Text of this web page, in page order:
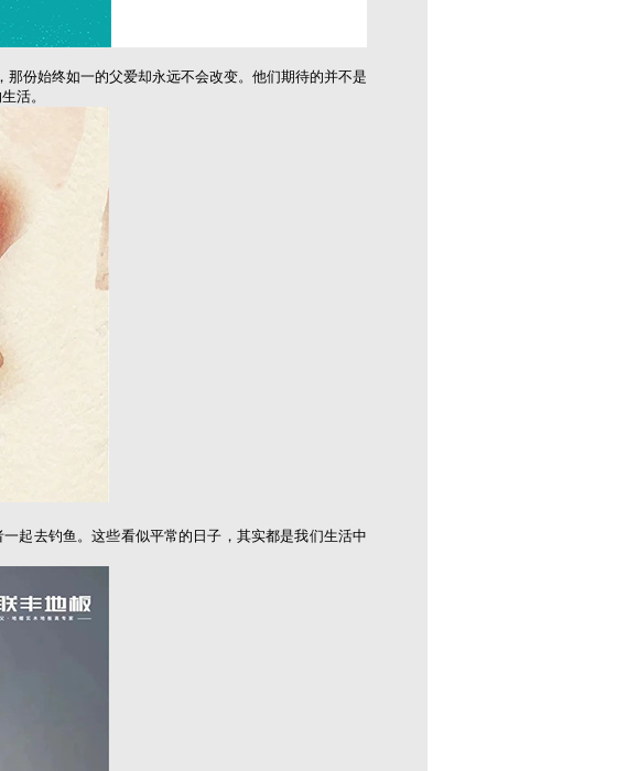
份始终如一的父爱却永远不会改变。他们期待的并不是
活。
起去钓鱼。这些看似平常的日子，其实都是我们生活中